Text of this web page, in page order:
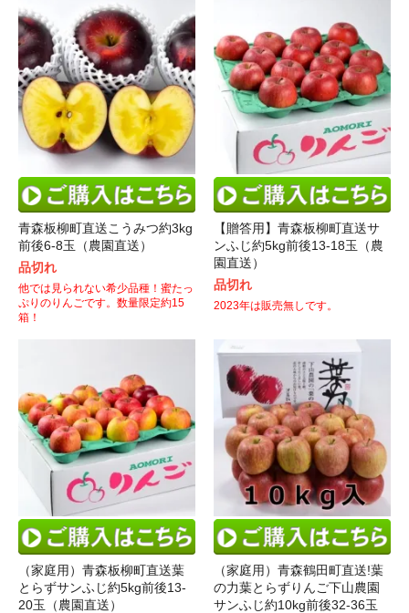
青森板柳町直送こうみつ約3kg
前後6-8玉（農園直送）
品切れ
他では見られない希少品種！蜜たっ
ぷりのりんごです。数量限定約15
箱！
【贈答用】青森板柳町直送サ
ンふじ約5kg前後13-18玉（農
園直送）
品切れ
2023年は販売無しです。
（家庭用）青森板柳町直送葉
とらずサンふじ約5kg前後13-
20玉（農園直送）
（家庭用）青森鶴田町直送!葉
の力葉とらずりんご下山農園
サンふじ約10kg前後32-36玉